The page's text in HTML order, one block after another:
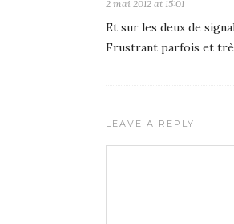
2 mai 2012 at 15:01
Et sur les deux de
Frustrant parfois et
LEAVE A REPLY